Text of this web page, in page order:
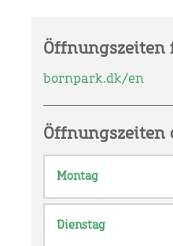
Öffnungszeiten
bornpark.dk/en
Öffnungszeiten
Montag
Dienstag